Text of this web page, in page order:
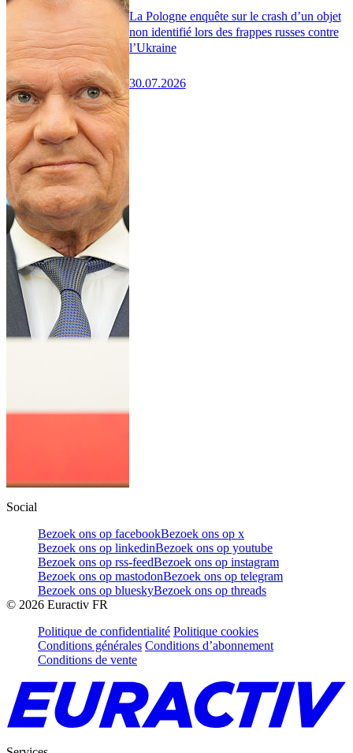
La Pologne enquête sur le crash d’un objet
non identifié lors des frappes russes contre
l’Ukraine
30.07.2026
Social
Bezoek ons op facebookBezoek ons op x
Bezoek ons op linkedinBezoek ons op youtube
Bezoek ons op rss-feedBezoek ons op instagram
Bezoek ons op mastodonBezoek ons op telegram
Bezoek ons op blueskyBezoek ons op threads
© 2026 Euractiv FR
Politique de confidentialité Politique cookies
Conditions générales Conditions d’abonnement
Conditions de vente